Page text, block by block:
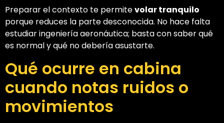
Preparar el contexto te permitevolar tranquilo
porque reduces la parte desconocida. No hace falta
estudiar ingeniería aeronáutica; basta con saber qué
es normal y qué no debería asustarte.
Qué ocurre en cabina
cuando notas ruidos o
movimientos